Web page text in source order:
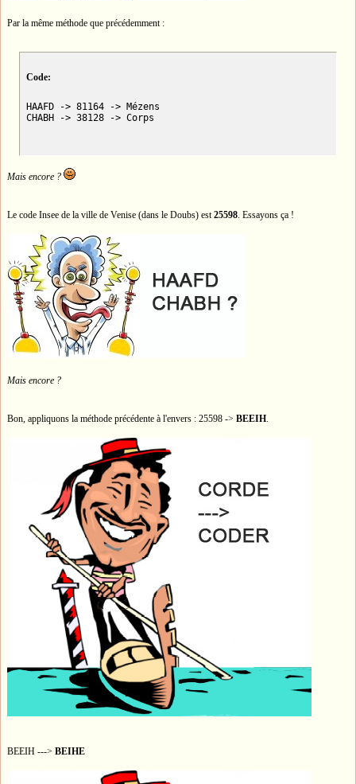
Par la même méthode que précédemment :
Code:
HAAFD -> 81164 -> Mézens
CHABH -> 38128 -> Corps
Mais encore ?
Le code Insee de la ville de Venise (dans le Doubs) est25598. Essayons ça !
Mais encore ?
Bon, appliquons la méthode précédente à l'envers : 25598 -> BEEIH.
BEEIH ---> BEIHE